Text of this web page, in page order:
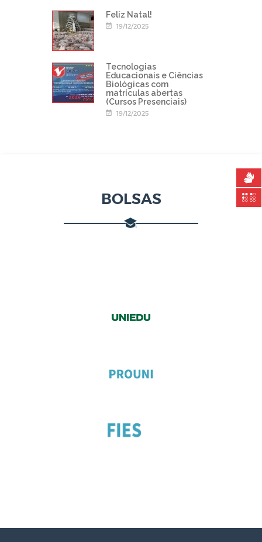
Feliz Natal!
19/12/2025
Tecnologias
Educacionais e Ciências
Biológicas com
matrículas abertas
(Cursos Presenciais)
19/12/2025
BOLSAS